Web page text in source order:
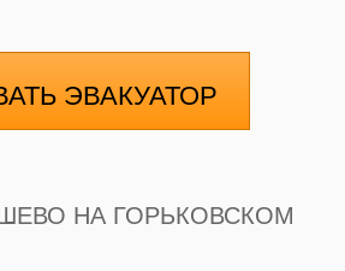
ЭВАКУАТОР
НА ГОРЬКОВСКОМ